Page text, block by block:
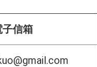
子信箱